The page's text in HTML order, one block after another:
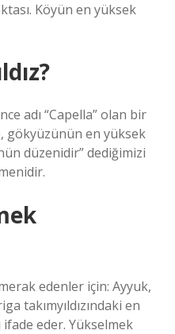
Köyün en yüksek
adı “Capella” olan bir
gökyüzünün en yüksek
düzenidir” dediğimizi
edenler için: Ayyuk,
takımyıldızındaki en
ifade eder. Yükselmek